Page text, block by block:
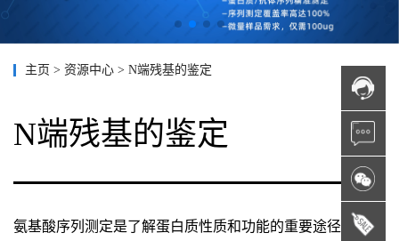
主页 > 资源中心 > N端残基的鉴定
N端残基的鉴定
氨基酸序列测定是了解蛋白质性质和功能的重要途径，N端